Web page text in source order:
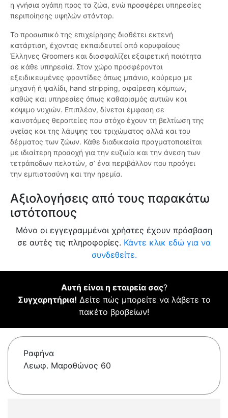
η γνήσια αγάπη προς τα ζώα, ενώ προσφέρει υπηρεσίες
περιποίησης υψηλών στάνταρ.
Το προσωπικό της επιχείρησης διαθέτει εκτενή
κατάρτιση, έχοντας εκπαιδευτεί από κορυφαίους
Έλληνες Groomers και διασφαλίζει εξαιρετική ποιότητα
σε κάθε υπηρεσία. Στον χώρο προσφέρονται
εξειδικευμένες φροντίδες όπως μπάνιο, κούρεμα με
μηχανή ή ψαλίδι, hand stripping, αφαίρεση κόμπων,
καθώς και υπηρεσίες όπως καθαρισμός αυτιών και
κόψιμο νυχιών. Επιπλέον, δίνεται έμφαση σε
καινοτόμες θεραπείες που στόχο έχουν τη βελτίωση της
υγείας και της λάμψης του τριχώματος αλλά και του
δέρματος των ζώων. Κάθε διαδικασία πραγματοποιείται
με ιδιαίτερη προσοχή για την ευζωία και την άνεση των
τετράποδων πελατών, σ’ ένα περιβάλλον που προάγει
την εμπιστοσύνη και την ηρεμία.
Αξιολογήσεις από τους παρακάτω
ιστότοπους
Μόνο οι εγγεγραμμένοι χρήστες έχουν πρόσβαση
σε αυτές τις πληροφορίες. Κάντε κλικ εδώ για να
συνδεθείτε.
Αυτή είναι η εταιρεία σας?
Συγχαρητήρια! Δείτε πώς μπορείτε να λάβετε το
πακέτο βραβείων!
Ραφήνα
Λεωφ. Μαραθώνος 60